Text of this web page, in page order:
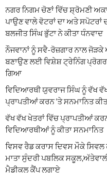
ਨਗਰ ਨਿਗਮ ਚੋਣਾਂ ਵਿੱਚ ਸ਼੍ਰੋਮਣੀ
ਪਾਉਣ ਵਾਲੇ ਵੋਟਰਾਂ ਦਾ ਅਤੇ ਸਪੋਟਰਾਂ
ਬਲਜੀਤ ਸਿੰਘ ਭੁੱਟਾ ਨੇ ਕੀਤਾ ਧੰਨਵਾਦ
ਨੌਜਵਾਨਾਂ ਨੂੰ ਸਵੈ-ਰੋਜ਼ਗਾਰ ਨਾਲ
ਬਣਾਉਣ ਲਈ ਵਿਸ਼ੇਸ਼ ਟ੍ਰੇਨਿੰਗ
ਗਿਆ
ਵਿਦਿਆਰਥੀ ਯੁਵਰਾਜ ਸਿੰਘ ਨੂੰ ਵੱਖ
ਪ੍ਰਾਪਤੀਆਂ ਕਰਨ ‘ਤੇ ਸਨਮਾਨਿਤ
ਵੱਖ ਵੱਖ ਖੇਤਰਾਂ ਵਿੱਚ ਪ੍ਰਾਪਤੀਆਂ
ਵਿਦਿਆਰਥੀਆਂ ਨੂੰ ਕੀਤਾ ਸਨਮਾਨਿਤ
ਵਿਸਵ ਰੈਡ ਕਰਾਸ ਦਿਵਸ ਮੌਕੇ
ਮਾਤਾ ਸੁੰਦਰੀ ਪਬਲਿਕ
ਮੈਡੀਕਲ ਕੈਂਪ ਲਗਾਏ